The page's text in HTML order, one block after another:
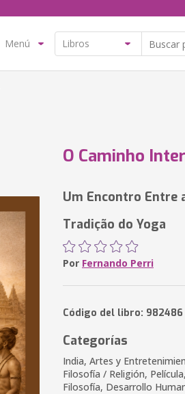
Menú
O Caminho
Um Encontro Entre
Tradição do Yoga
Por Fernando Perri
Código del libro: 982486
Categorías
India, Artes y
Filosofía / Religión,
Filosofía, Desarrollo